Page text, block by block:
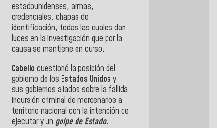
estadounidenses, armas,
credenciales, chapas de
identificación, todas las cuales dan
luces en la investigación que por la
causa se mantiene en curso.
Cabello cuestionó la posición del
gobierno de los Estados Unidos y
sus gobiernos aliados sobre la fallida
incursión criminal de mercenarios a
territorio nacional con la intención de
ejecutar y un golpe de Estado.